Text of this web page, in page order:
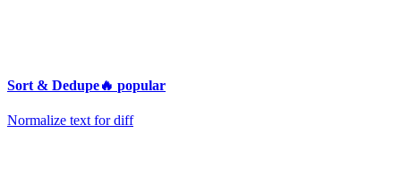
Sort & Dedupe🔥 popular
Normalize text for diff